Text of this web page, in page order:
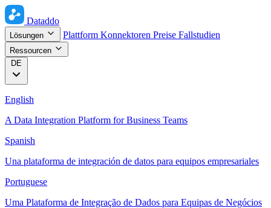
Dataddo
Lösungen Plattform Konnektoren Preise Fallstudien
Ressourcen
DE
English
A Data Integration Platform for Business Teams
Spanish
Una plataforma de integración de datos para equipos empresariales
Portuguese
Uma Plataforma de Integração de Dados para Equipas de Negócios